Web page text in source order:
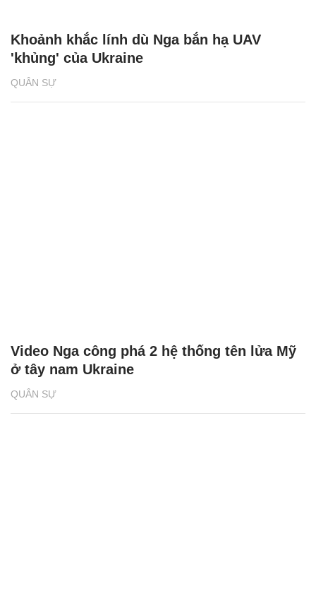
QUÂN SỰ
Khoảnh khắc lính dù Nga bắn hạ UAV
'khủng' của Ukraine
QUÂN SỰ
Video Nga công phá 2 hệ thống tên lửa Mỹ
ở tây nam Ukraine